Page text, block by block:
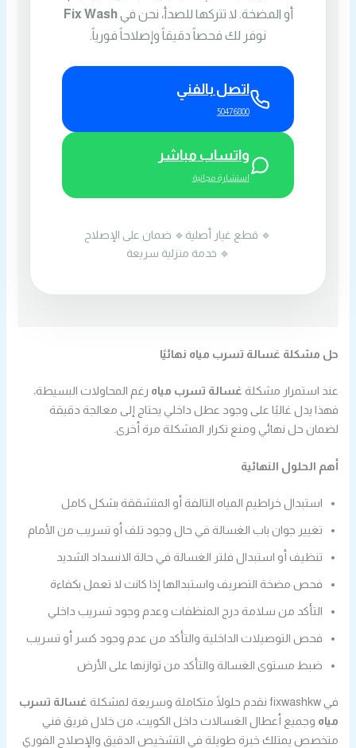
أو المضخة. لا تتركها للصدأ، نحن فيFix Wash
نوفر لك فحصاً دقيقاً وإصلاحاً فورياً.
اتصل بالفني
50476800
واتساب مباشر
استشارة مجانية
🔹 قطع غيار أصلية 🔹 ضمان على الإصلاح
🔹 خدمة منزلية سريعة
حل مشكلة غسالة تسرب مياه نهائيًا
عند استمرار مشكلة غسالة تسرب مياه رغم المحاولات البسيطة،
فهذا يدل غالبًا على وجود عطل داخلي يحتاج إلى معالجة دقيقة
لضمان حل نهائي ومنع تكرار المشكلة مرة أخرى.
أهم الحلول النهائية
استبدال خراطيم المياه التالفة أو المتشققة بشكل كامل
تغيير جوان باب الغسالة في حال وجود تلف أو تسريب من الأمام
تنظيف أو استبدال فلتر الغسالة في حالة الانسداد الشديد
فحص مضخة التصريف واستبدالها إذا كانت لا تعمل بكفاءة
التأكد من سلامة درج المنظفات وعدم وجود تسريب داخلي
فحص التوصيلات الداخلية والتأكد من عدم وجود كسر أو تسريب
ضبط مستوى الغسالة والتأكد من توازنها على الأرض
في fixwashkw نقدم حلولًا متكاملة وسريعة لمشكلة
غسالة تسرب
مياه وجميع أعطال الغسالات داخل الكويت، من خلال فريق فني
متخصص يمتلك خبرة طويلة في التشخيص الدقيق والإصلاح الفوري